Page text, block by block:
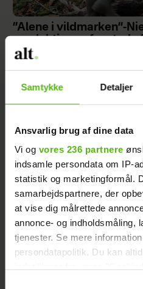
Samtykke Detaljer
Ansvarlig brug af dine data
Vi og vores 236 partnere
indsamle persondata om IP-
statistik og marketingformål.
samarbejdspartnere, der
at vise dig målrettede
annonce- og indholdsmåling,
tjenester. Se mere
persondatapolitik. Du kan
”Alene i vildmarken”-
produktionen frygtede
en del af min plan
Tine Gøtzsche om
Jeg turde ikke selv